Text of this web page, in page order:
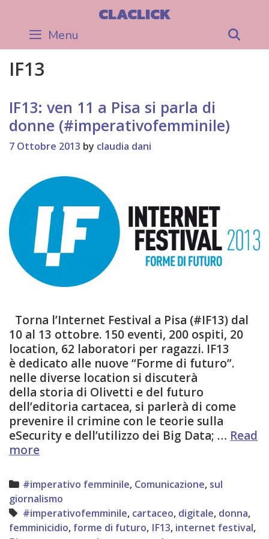
content
CLACLICK
Menu
IF13
IF13: ven 11 a Pisa si parla di
donne (#imperativofemminile)
7 Ottobre 2013 by claudia dani
Torna l’Internet Festival a Pisa (#IF13) dal
10 al 13 ottobre. 150 eventi, 200 ospiti, 20
location, 62 laboratori per ragazzi. IF13
è dedicato alle nuove “Forme di futuro”.
nelle diverse location si discuterà
della storia di Olivetti e del futuro
dell’editoria cartacea, si parlerà di come
prevenire il crimine con le teorie sulla
eSecurity e dell’utilizzo dei Big Data; … Read
moreIF13:
11
a
Pisa
si
Categories
#imperativo femminile, Comunicazione, sul
giornalismo
Tags
#imperativofemminile, cartaceo, digitale, donna,
femminicidio, forme di futuro, IF13, internet festival,